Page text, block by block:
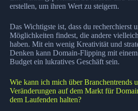
erstellen, um ihren Wert zu steigern.
Das Wichtigste ist, dass du recherchierst
Möglichkeiten findest, die andere
haben. Mit ein wenig Kreativität und
Denken kann Domain-Flipping mit
Budget ein lukratives Geschäft sein.
Wie kann ich mich über Branchentrends
Veränderungen auf dem Markt für
dem Laufenden halten?